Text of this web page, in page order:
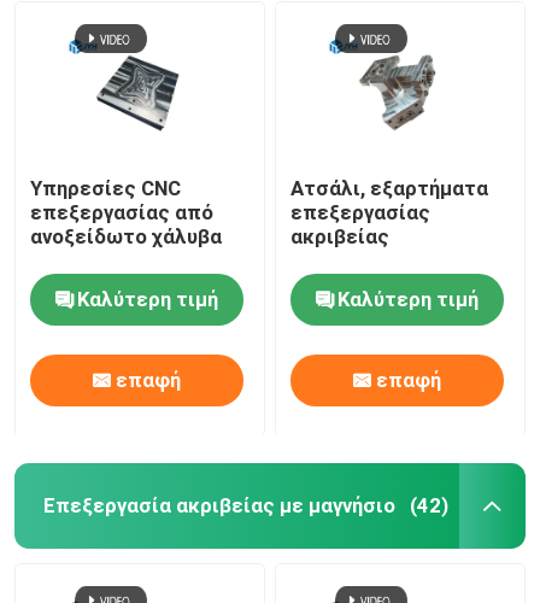
Υπηρεσίες CNC
επεξεργασίας από
ανοξείδωτο χάλυβα
Καλύτερη τιμή
επαφή
Ατσάλι, εξαρτήματα
επεξεργασίας
ακριβείας
Καλύτερη τιμή
επαφή
Επεξεργασία ακριβείας με μαγνήσιο (42)